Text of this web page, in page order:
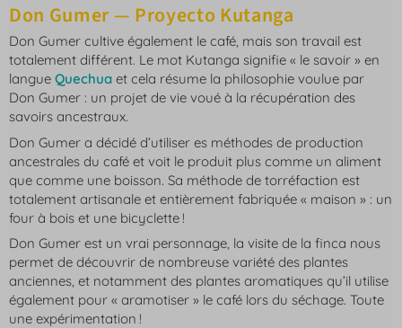
Don Gumer — Proyecto Kutanga
Don Gumer cultive également le café, mais son travail est
totalement différent. Le mot Kutanga signifie « le savoir » en
langue Quechua et cela résume la philosophie voulue par
Don Gumer : un projet de vie voué à la récupération des
savoirs ancestraux.
Don Gumer a décidé d’utiliser es méthodes de production
ancestrales du café et voit le produit plus comme un aliment
que comme une boisson. Sa méthode de torréfaction est
totalement artisanale et entièrement fabriquée « maison » : un
four à bois et une bicyclette !
Don Gumer est un vrai personnage, la visite de la finca nous
permet de découvrir de nombreuse variété des plantes
anciennes, et notamment des plantes aromatiques qu’il utilise
également pour « aramotiser » le café lors du séchage. Toute
une expérimentation !